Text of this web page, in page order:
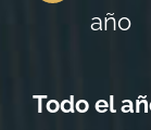
año
Todo el